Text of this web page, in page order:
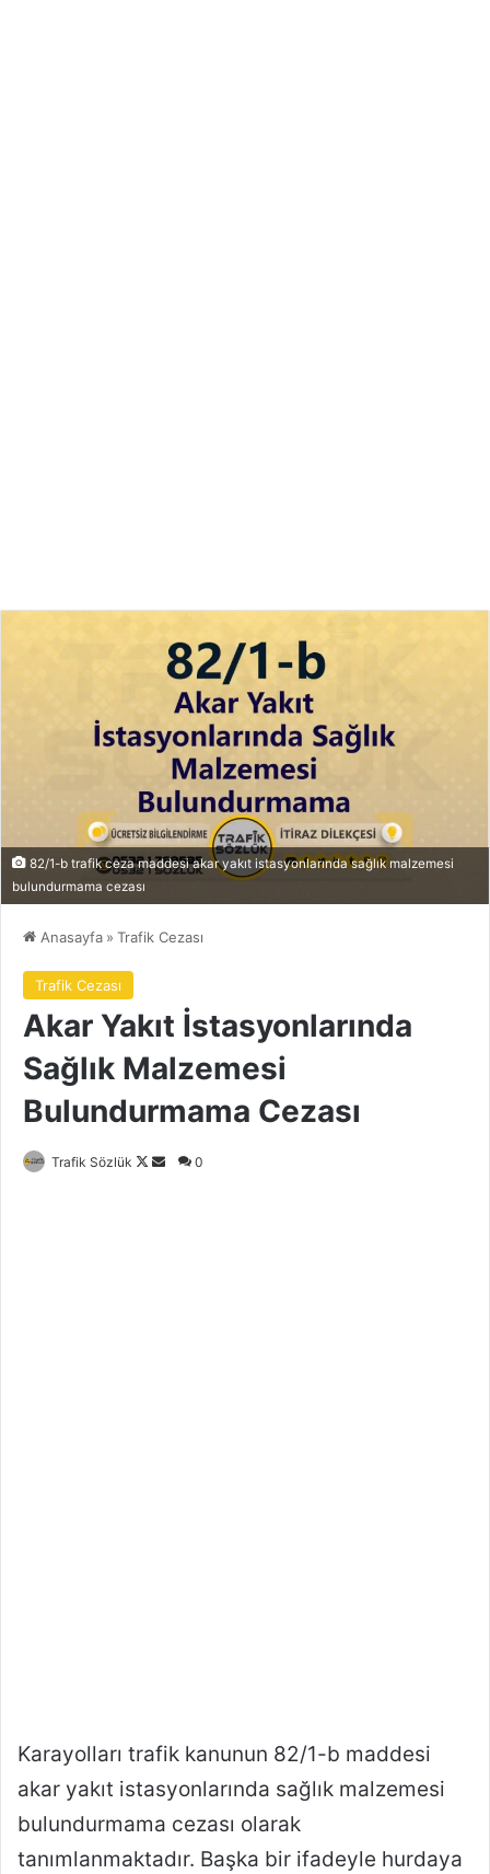
82/1-b trafik ceza maddesi akar yakıt istasyonlarında sağlık malzemesi
bulundurmama cezası
Anasayfa » Trafik Cezası
Trafik Cezası
Akar Yakıt İstasyonlarında
Sağlık Malzemesi
Bulundurmama Cezası
Trafik Sözlük
Follow
Bir
0
Karayolları trafik kanunun 82/1-b maddesi
akar yakıt istasyonlarında sağlık malzemesi
bulundurmama cezası olarak
tanımlanmaktadır. Başka bir ifadeyle hurdaya